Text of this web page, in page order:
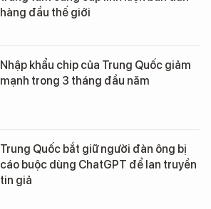
hàng đầu thế giới
Nhập khẩu chip của Trung Quốc giảm
mạnh trong 3 tháng đầu năm
Trung Quốc bắt giữ người đàn ông bị
cáo buộc dùng ChatGPT để lan truyền
tin giả